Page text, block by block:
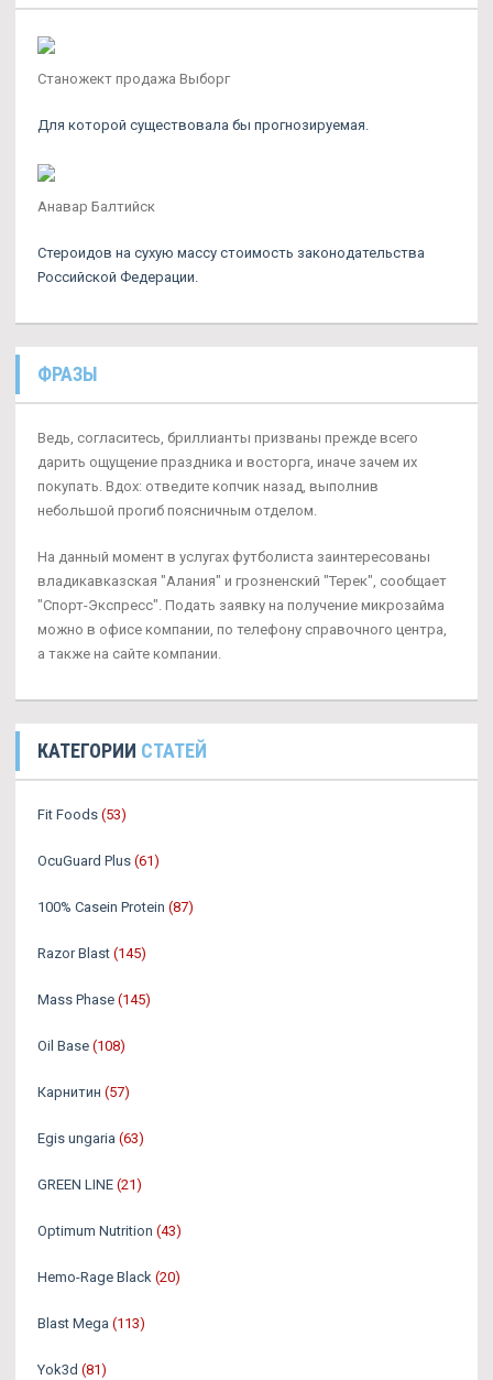
Станожект продажа Выборг
Для которой существовала бы прогнозируемая.
Анавар Балтийск
Стероидов на сухую массу стоимость законодательства
Российской Федерации.
ФРАЗЫ
Ведь, согласитесь, бриллианты призваны прежде всего
дарить ощущение праздника и восторга, иначе зачем их
покупать. Вдох: отведите копчик назад, выполнив
небольшой прогиб поясничным отделом.
На данный момент в услугах футболиста заинтересованы
владикавказская "Алания" и грозненский "Терек", сообщает
"Спорт-Экспресс". Подать заявку на получение микрозайма
можно в офисе компании, по телефону справочного центра,
а также на сайте компании.
КАТЕГОРИИ СТАТЕЙ
Fit Foods (53)
OcuGuard Plus (61)
100% Casein Protein (87)
Razor Blast (145)
Mass Phase (145)
Oil Base (108)
Карнитин (57)
Egis ungaria (63)
GREEN LINE (21)
Optimum Nutrition (43)
Hemo-Rage Black (20)
Blast Mega (113)
Yok3d (81)